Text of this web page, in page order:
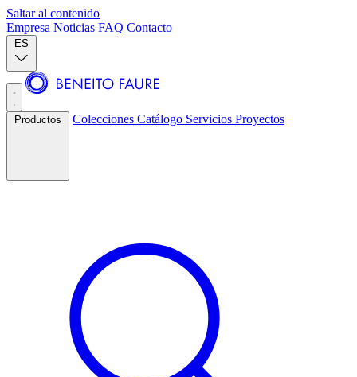
Saltar al contenido
Empresa Noticias FAQ Contacto
ES
Productos Colecciones Catálogo Servicios Proyectos